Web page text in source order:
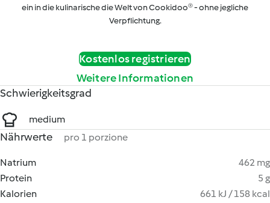
ein in die kulinarische die Welt von Cookidoo® - ohne jegliche
Verpflichtung.
Kostenlos registrieren
Weitere Informationen
Schwierigkeitsgrad
medium
Nährwerte pro 1 porzione
Natrium
462 mg
Protein
5 g
Kalorien
661 kJ / 158 kcal